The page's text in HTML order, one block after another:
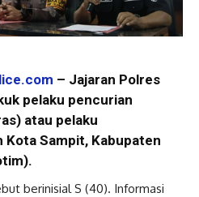
– Jajaran Polres
pelaku pencurian
atau pelaku
Kota Sampit, Kabupaten
berinisial S (40). Informasi